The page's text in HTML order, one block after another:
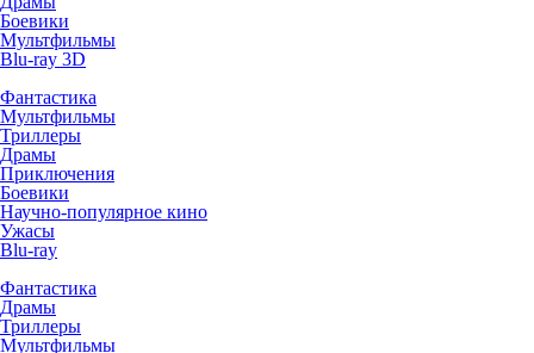
Боевики
Мультфильмы
Blu-ray 3D
Фантастика
Мультфильмы
Триллеры
Драмы
Приключения
Боевики
Научно-популярное кино
Ужасы
Blu-ray
Фантастика
Драмы
Триллеры
Мультфильмы